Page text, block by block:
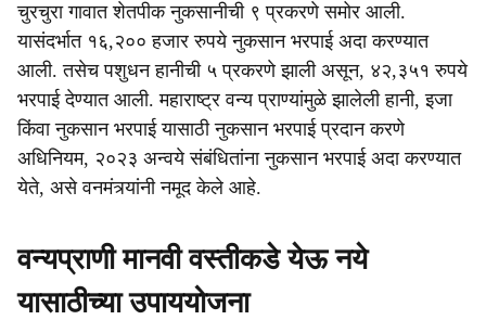
चुरचुरा गावात शेतपीक नुकसानीची ९ प्रकरणे समोर आली.
यासंदर्भात १६,२०० हजार रुपये नुकसान भरपाई अदा करण्यात
आली. तसेच पशुधन हानीची ५ प्रकरणे झाली असून, ४२,३५१ रुपये
भरपाई देण्यात आली. महाराष्ट्र वन्य प्राण्यांमुळे झालेली हानी, इजा
किंवा नुकसान भरपाई यासाठी नुकसान भरपाई प्रदान करणे
अधिनियम, २०२३ अन्वये संबंधितांना नुकसान भरपाई अदा करण्यात
येते, असे वनमंत्र्यांनी नमूद केले आहे.
वन्यप्राणी मानवी वस्तीकडे येऊ नये
यासाठीच्या उपाययोजना